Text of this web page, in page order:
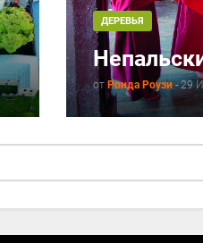
ДЕРЕВЬЯ
от Ронда Роузи-29